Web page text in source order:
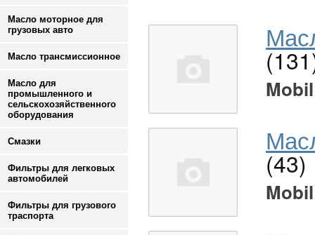
Масло моторное для
грузовых авто
Масло трансмиссионное
Масло для
промышленного и
сельскохозяйственного
оборудования
Смазки
Фильтры для легковых
автомобилей
Фильтры для грузового
траспорта
Mobil
(43)
Mobil